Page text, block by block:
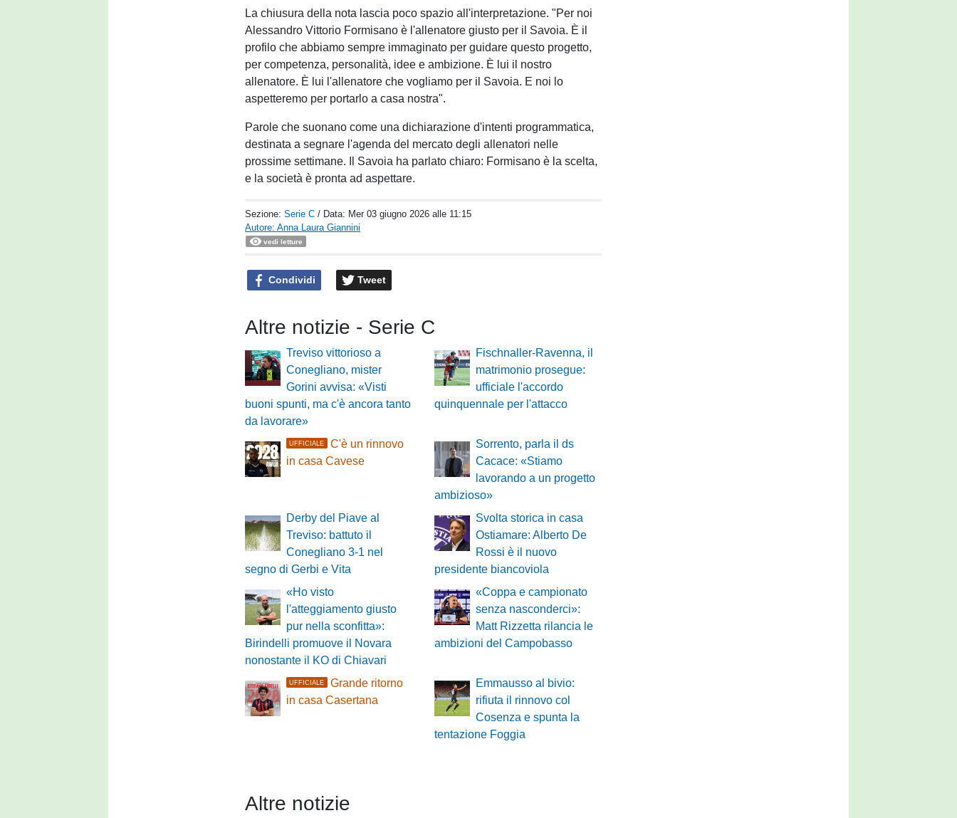
La chiusura della nota lascia poco spazio all'interpretazione. "Per noi
Alessandro Vittorio Formisano è l'allenatore giusto per il Savoia. È il
profilo che abbiamo sempre immaginato per guidare questo progetto,
per competenza, personalità, idee e ambizione. È lui il nostro
allenatore. È lui l'allenatore che vogliamo per il Savoia. E noi lo
aspetteremo per portarlo a casa nostra".
Parole che suonano come una dichiarazione d'intenti programmatica,
destinata a segnare l'agenda del mercato degli allenatori nelle
prossime settimane. Il Savoia ha parlato chiaro: Formisano è la scelta,
e la società è pronta ad aspettare.
Sezione:Serie C / Data: Mer 03 giugno 2026 alle 11:15
Autore: Anna Laura Giannini
vedi letture
Condividi Tweet
Altre notizie - Serie C
Treviso vittorioso a
Conegliano, mister
Gorini avvisa: «Visti
buoni spunti, ma c'è ancora tanto
da lavorare»
Fischnaller-Ravenna, il
matrimonio prosegue:
ufficiale l'accordo
quinquennale per l'attacco
UFFICIALE
C'è un rinnovo
in casa Cavese
Sorrento, parla il ds
Cacace: «Stiamo
lavorando a un progetto
ambizioso»
Derby del Piave al
Treviso: battuto il
Conegliano 3-1 nel
segno di Gerbi e Vita
Svolta storica in casa
Ostiamare: Alberto De
Rossi è il nuovo
presidente biancoviola
«Ho visto
l'atteggiamento giusto
pur nella sconfitta»:
Birindelli promuove il Novara
nonostante il KO di Chiavari
«Coppa e campionato
senza nasconderci»:
Matt Rizzetta rilancia le
ambizioni del Campobasso
UFFICIALE
Grande ritorno
in casa Casertana
Emmausso al bivio:
rifiuta il rinnovo col
Cosenza e spunta la
tentazione Foggia
Altre notizie